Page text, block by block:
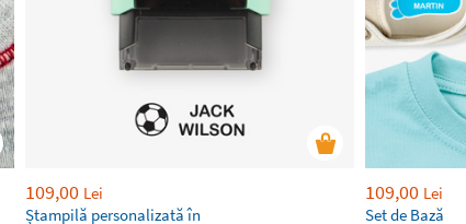
109,00 Lei
Ștampilă personalizată în
109,00 Lei
Set de Bază